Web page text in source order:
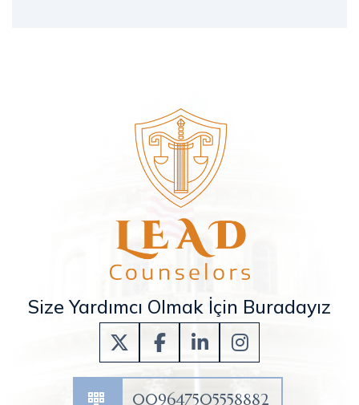
Size Yardımcı Olmak İçin Buradayız
009647505558882